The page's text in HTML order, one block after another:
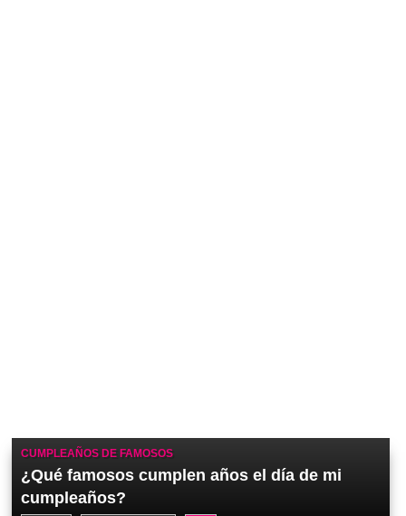
CUMPLEAÑOS DE FAMOSOS
¿Qué famosos cumplen años el día de mi
cumpleaños?